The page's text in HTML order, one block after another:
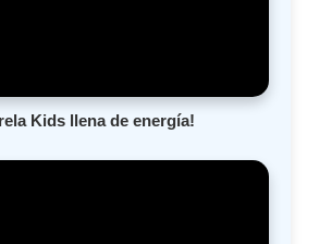
Kids llena de energía!